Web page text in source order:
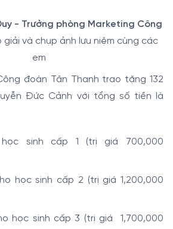
- Trưởng phòng Marketing Công
giải và chụp ảnh lưu niệm cùng các
em
đoàn Tân Thanh trao tặng 132
Đức Cảnh với tổng số tiền là
sinh cấp 1 (trị giá 700,000
học sinh cấp 2 (trị giá 1,200,000
học sinh cấp 3 (trị giá 1,700,000